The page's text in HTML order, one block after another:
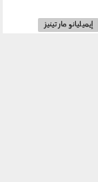
إيميليانو مارتينيز